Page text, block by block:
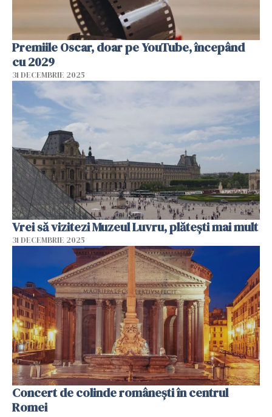
Premiile Oscar, doar pe YouTube, începând
cu 2029
31 DECEMBRIE 2025
Vrei să vizitezi Muzeul Luvru, plătești mai mult
31 DECEMBRIE 2025
Concert de colinde româneşti în centrul
Romei